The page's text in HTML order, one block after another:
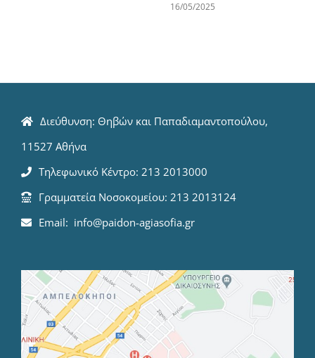
16/05/2025
Διεύθυνση: Θηβών και Παπαδιαμαντοπούλου,
11527 Αθήνα
Τηλεφωνικό Κέντρο: 213 2013000
Γραμματεία Νοσοκομείου: 213 2013124
Email: info@paidon-agiasofia.gr